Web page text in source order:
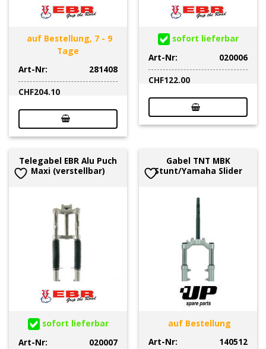
auf Bestellung, 7 - 9
Tage
Art-Nr:
281408
CHF204.10
sofort lieferbar
Art-Nr:
020006
CHF122.00
Telegabel EBR Alu Puch
Maxi (verstellbar)
sofort lieferbar
Art-Nr:
020007
Gabel TNT MBK
Stunt/Yamaha Slider
auf Bestellung
Art-Nr:
140512